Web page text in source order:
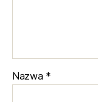
Nazwa *